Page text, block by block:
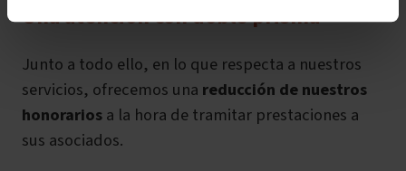
Una atención con doble prisma
Junto a todo ello, en lo que respecta a nuestros
servicios, ofrecemos una reducción de nuestros
honorariosa la hora de tramitar prestaciones a
sus asociados.